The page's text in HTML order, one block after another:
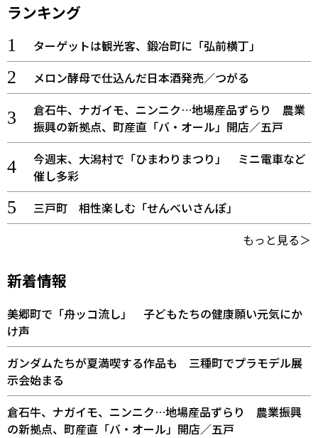
ランキング
ターゲットは観光客、鍛冶町に「弘前横丁」
メロン酵母で仕込んだ日本酒発売／つがる
倉石牛、ナガイモ、ニンニク…地場産品ずらり 農業
振興の新拠点、町産直「バ・オール」開店／五戸
今週末、大潟村で「ひまわりまつり」 ミニ電車など
催し多彩
三戸町 相性楽しむ「せんべいさんぽ」
もっと見る＞
新着情報
美郷町で「舟ッコ流し」 子どもたちの健康願い元気にか
け声
ガンダムたちが夏満喫する作品も 三種町でプラモデル展
示会始まる
倉石牛、ナガイモ、ニンニク…地場産品ずらり 農業振興
の新拠点、町産直「バ・オール」開店／五戸